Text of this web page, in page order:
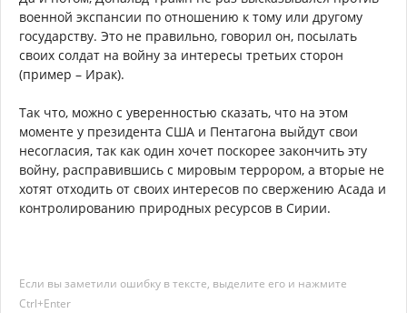
военной экспансии по отношению к тому или другому
государству. Это не правильно, говорил он, посылать
своих солдат на войну за интересы третьих сторон
(пример – Ирак).
Так что, можно с уверенностью сказать, что на этом
моменте у президента США и Пентагона выйдут свои
несогласия, так как один хочет поскорее закончить эту
войну, расправившись с мировым террором, а вторые не
хотят отходить от своих интересов по свержению Асада и
контролированию природных ресурсов в Сирии.
Если вы заметили ошибку в тексте, выделите его и нажмите
Ctrl+Enter